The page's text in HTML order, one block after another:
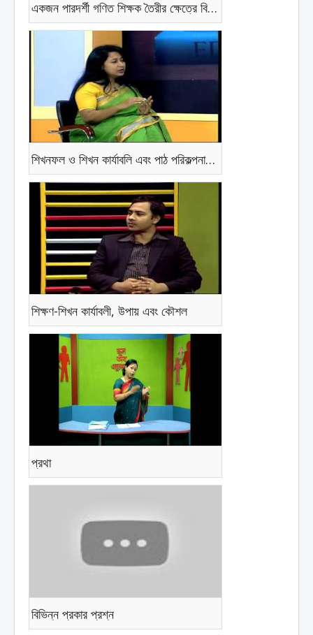
একজন পারদর্শী গণিত শিক্ষক তৈরীর ক্ষেত্রে বিবেচ্য বিষয় সমূহ
শিখনফল ও শিখন কার্যাবলি এবং পাঠ পরিকল্পনায় পাঠ্যপুস্তকের ব্যবহার
শিক্ষণ-শিখন কার্যাবলী, উপায় এবং কৌশল
প্রথা
বিভিন্ন প্রকার প্রশ্ন